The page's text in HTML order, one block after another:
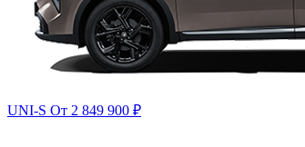
UNI-S От 2 849 900 ₽